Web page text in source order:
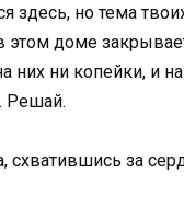
здесь, но тема
этом доме
них ни копейки, и
Решай.
схватившись за